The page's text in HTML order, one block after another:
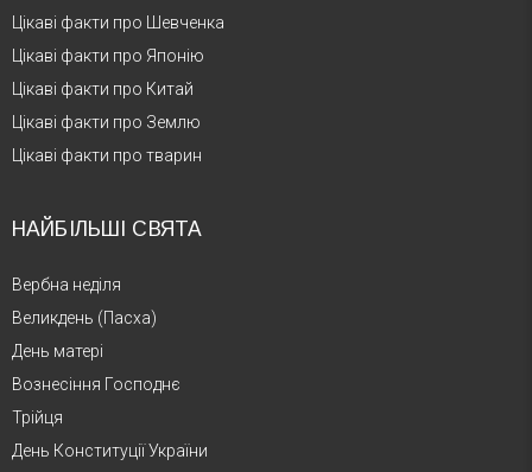
Цікаві факти про Шевченка
Цікаві факти про Японію
Цікаві факти про Китай
Цікаві факти про Землю
Цікаві факти про тварин
НАЙБІЛЬШІ СВЯТА
Вербна неділя
Великдень (Пасха)
День матері
Вознесіння Господнє
Трійця
День Конституції України